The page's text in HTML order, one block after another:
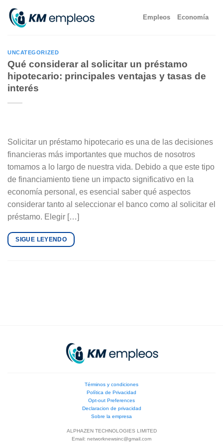
content
Empleos Economía
UNCATEGORIZED
Qué considerar al solicitar un préstamo
hipotecario: principales ventajas y tasas de
interés
Solicitar un préstamo hipotecario es una de las decisiones
financieras más importantes que muchos de nosotros
tomamos a lo largo de nuestra vida. Debido a que este tipo
de financiamiento tiene un impacto significativo en la
economía personal, es esencial saber qué aspectos
considerar tanto al seleccionar el banco como al solicitar el
préstamo. Elegir […]
SIGUE LEYENDO
Términos y condiciones
Política de Privacidad
Opt-out Preferences
Declaracion de privacidad
Sobre la empresa
ALPHAZEN TECHNOLOGIES LIMITED
Email: networknewsinc@gmail.com